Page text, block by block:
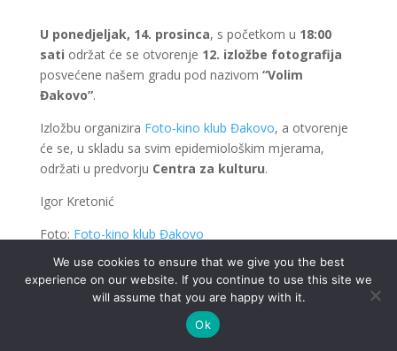
U ponedjeljak, 14. prosinca, s početkom u 18:00
sati održat će se otvorenje 12. izložbe fotografija
posvećene našem gradu pod nazivom “Volim
Đakovo”.
Izložbu organizira Foto-kino klub Đakovo, a otvorenje
će se, u skladu sa svim epidemiološkim mjerama,
održati u predvorju Centra za kulturu.
Igor Kretonić
Foto: Foto-kino klub Đakovo
.
We use cookies to ensure that we give you the best
experience on our website. If you continue to use this site we
will assume that you are happy with it.
Ok